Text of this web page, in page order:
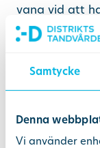
Samtycke
Denna
Vi använder
vana vid att
belastning.
bemanning,
säkerställa
behovet
Vilka typer av